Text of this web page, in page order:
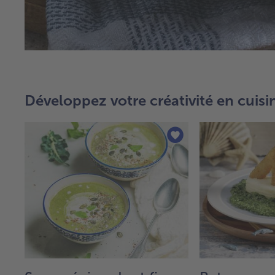
Développez votre créativité en